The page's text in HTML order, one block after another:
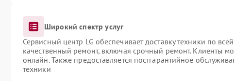
Широкий спектр услуг
Сервисный центр LG обеспечивает доставку техники по
качественный ремонт, включая срочный ремонт. Клиенты
онлайн. Также предоставляется постгарантийное
техники